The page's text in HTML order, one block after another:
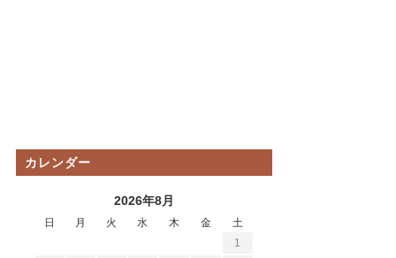
カレンダー
2026年8月
日 月 火 水 木 金
土
1